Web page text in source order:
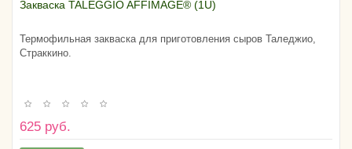
Закваска TALEGGIO AFFIMAGE® (1U)
Термофильная закваска для приготовления сыров Таледжио,
Страккино.
625 руб.